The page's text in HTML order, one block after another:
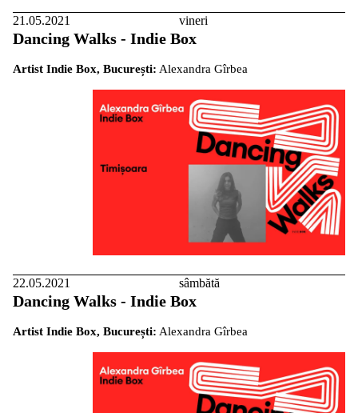
21.05.2021 vineri
Dancing Walks - Indie Box
Artist Indie Box, București: Alexandra Gîrbea
22.05.2021 sâmbătă
Dancing Walks - Indie Box
Artist Indie Box, București: Alexandra Gîrbea